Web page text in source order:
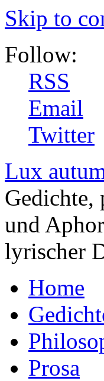
Skip to
Follow:
RSS
Email
Twitter
Lux
Gedichte,
und
lyrischer
Home
Prosa